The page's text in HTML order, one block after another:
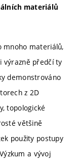
materiálů
mnoho materiálů,
výrazně předčí ty
demonstrováno
z 2D
topologické
většině
použity postupy
a vývoj